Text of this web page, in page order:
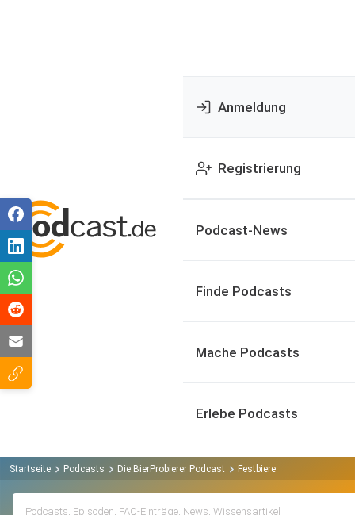
Anmeldung
Registrierung
Podcast-News
Finde Podcasts
Mache Podcasts
Erlebe Podcasts
Startseite Podcasts Die BierProbierer Podcast Festbiere